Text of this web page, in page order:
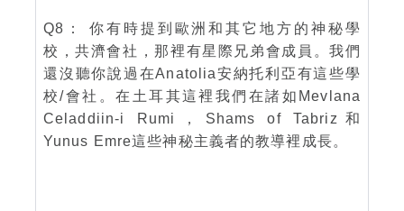
Q8： 你有時提到歐洲和其它地方的神秘學
校，共濟會社，那裡有星際兄弟會成員。我們
還沒聽你說過在Anatolia安納托利亞有這些學
校/會社。在土耳其這裡我們在諸如Mevlana
Celaddiin-i Rumi，Shams of Tabriz和
Yunus Emre這些神秘主義者的教導裡成長。